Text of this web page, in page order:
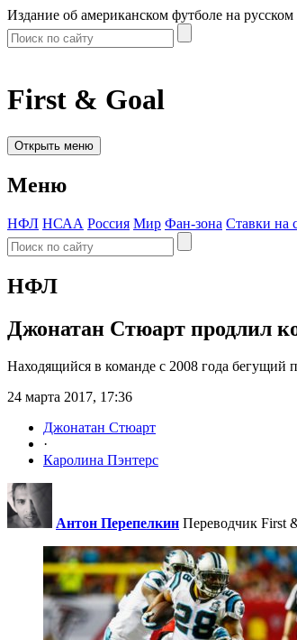
Издание об американском футболе на русском
First & Goal
Открыть меню
Меню
НФЛ НСАА Россия Мир Фан-зона Ставки на
НФЛ
Джонатан Стюарт продлил
Находящийся в команде с 2008 года
24 марта 2017, 17:36
Джонатан Стюарт
·
Каролина Пэнтерс
Антон Перепелкин Переводчик First